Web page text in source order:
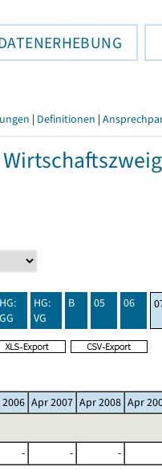
| Definitionen |
HG:
GG
HG:
VG
B 05 06
Apr 2007 Apr 2008 Apr
- - -